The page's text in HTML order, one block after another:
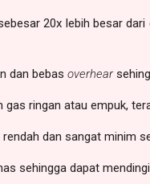
20x lebih besar dari
dan bebas overhear
ringan atau empuk,
dan sangat minim
sehingga dapat